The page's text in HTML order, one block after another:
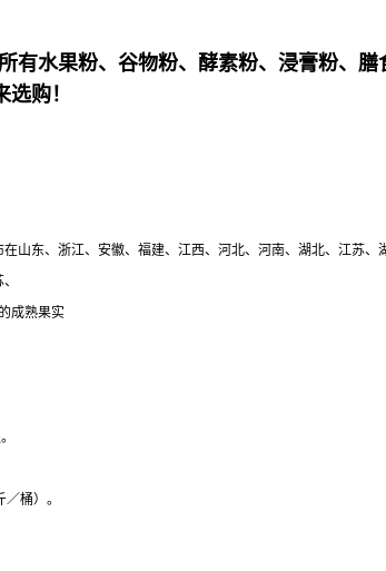
有水果粉、谷物粉、酵素粉、浸膏粉、膳
购！
在山东、浙江、安徽、福建、江西、河北、河南、湖北、江苏
、
成熟果实
桶）。